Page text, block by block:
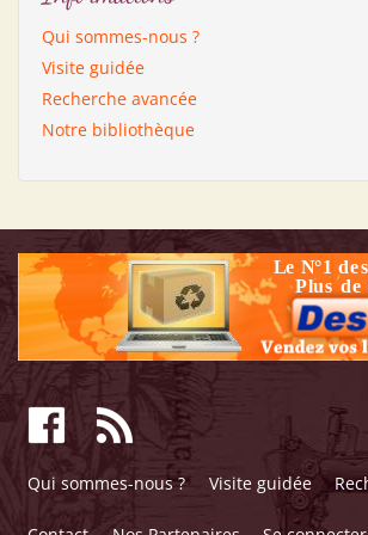
Qui sommes-nous ?
Visite guidée
Recherche avancée
Notre bibliothèque
Qui sommes-nous ? Visite guidée